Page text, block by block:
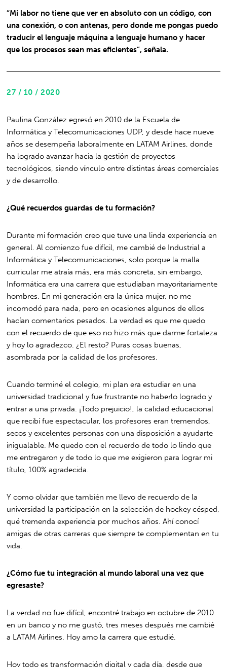
“Mi labor no tiene que ver en absoluto con un código, con
una conexión, o con antenas, pero donde me pongas puedo
traducir el lenguaje máquina a lenguaje humano y hacer
que los procesos sean mas eficientes”, señala.
27 / 10 / 2020
Paulina González egresó en 2010 de la Escuela de
Informática y Telecomunicaciones UDP, y desde hace nueve
años se desempeña laboralmente en LATAM Airlines, donde
ha logrado avanzar hacia la gestión de proyectos
tecnológicos, siendo vínculo entre distintas áreas comerciales
y de desarrollo.
¿Qué recuerdos guardas de tu formación?
Durante mi formación creo que tuve una linda experiencia en
general. Al comienzo fue difícil, me cambié de Industrial a
Informática y Telecomunicaciones, solo porque la malla
curricular me atraía más, era más concreta, sin embargo,
Informática era una carrera que estudiaban mayoritariamente
hombres. En mi generación era la única mujer, no me
incomodó para nada, pero en ocasiones algunos de ellos
hacían comentarios pesados. La verdad es que me quedo
con el recuerdo de que eso no hizo más que darme fortaleza
y hoy lo agradezco. ¿El resto? Puras cosas buenas,
asombrada por la calidad de los profesores.
Cuando terminé el colegio, mi plan era estudiar en una
universidad tradicional y fue frustrante no haberlo logrado y
entrar a una privada. ¡Todo prejuicio!, la calidad educacional
que recibí fue espectacular, los profesores eran tremendos,
secos y excelentes personas con una disposición a ayudarte
inigualable. Me quedo con el recuerdo de todo lo lindo que
me entregaron y de todo lo que me exigieron para lograr mi
título, 100% agradecida.
Y como olvidar que también me llevo de recuerdo de la
universidad la participación en la selección de hockey césped,
qué tremenda experiencia por muchos años. Ahí conocí
amigas de otras carreras que siempre te complementan en tu
vida.
¿Cómo fue tu integración al mundo laboral una vez que
egresaste?
La verdad no fue difícil, encontré trabajo en octubre de 2010
en un banco y no me gustó, tres meses después me cambié
a LATAM Airlines. Hoy amo la carrera que estudié.
Hoy todo es transformación digital y cada día, desde que